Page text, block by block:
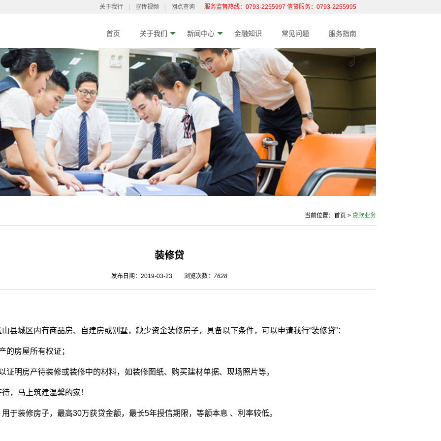
关于我行 宣传视频 网点查询 服务监督热线：0793-2255997 信贷服务：0793-2255995
首页 关于我们 新闻中心 金融知识 常见问题 服务指南
当前位置： 首页 > 贷款业务
装修贷
发布日期：2019-03-23 浏览次数： 7628
县城区内有商品房、自建房或别墅，缺少资金装修房子，具备以下条件，可以申请我行“装修贷”：
的房屋所有权证；
证明房产待装修或装修中的材料，如装修图纸、购买建材单据、现场照片等。
，马上筑建温馨的家！
用于装修房子，最高30万获贷金额，最长5年授信期限，等额本息 、利率较低。